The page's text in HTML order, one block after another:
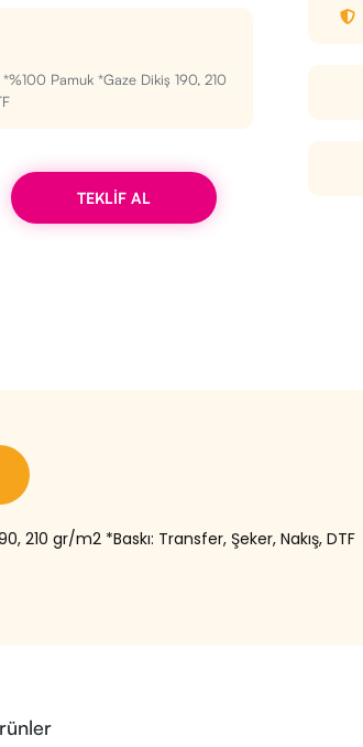
Pamuk *Gaze Dikiş 190, 210
TEKLİF AL
210 gr/m2 *Baskı: Transfer, Şeker, Nakış, DTF